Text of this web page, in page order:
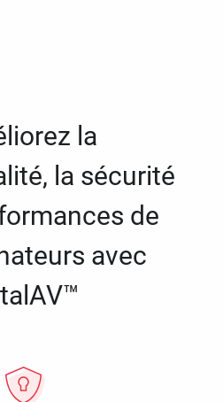
la
la sécurité
de
avec